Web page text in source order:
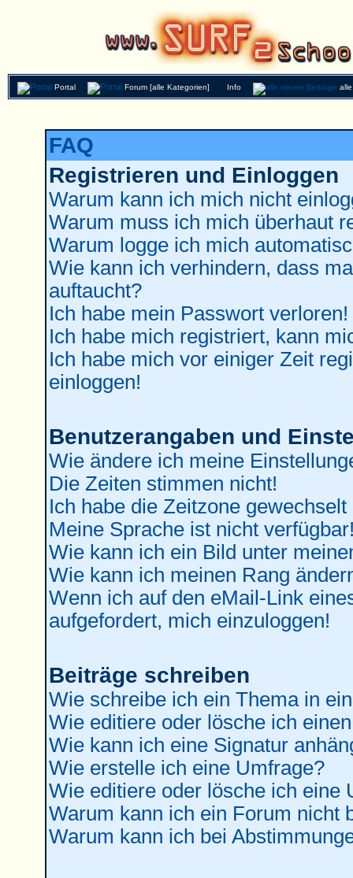
Portal Forum [alle Kategorien] Info
FAQ
Registrieren und Einloggen
Warum kann ich mich nicht
Warum muss ich mich überhaut
Warum logge ich mich
Wie kann ich verhindern, dass
auftaucht?
Ich habe mein Passwort verloren!
Ich habe mich registriert, kann
Ich habe mich vor einiger Zeit
einloggen!
Benutzerangaben und
Wie ändere ich meine
Die Zeiten stimmen nicht!
Ich habe die Zeitzone
Meine Sprache ist nicht
Wie kann ich ein Bild unter
Wie kann ich meinen Rang
Wenn ich auf den eMail-Link
aufgefordert, mich einzuloggen!
Beiträge schreiben
Wie schreibe ich ein Thema in
Wie editiere oder lösche ich
Wie kann ich eine Signatur
Wie erstelle ich eine Umfrage?
Wie editiere oder lösche ich eine
Warum kann ich ein Forum nicht
Warum kann ich bei